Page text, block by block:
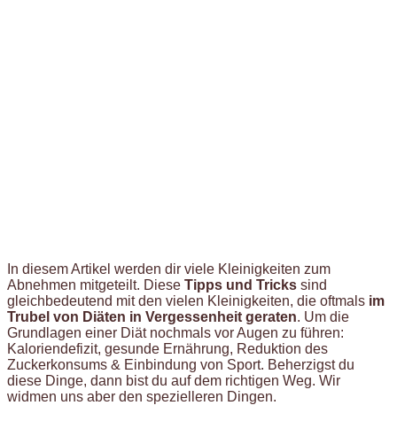
In diesem Artikel werden dir viele Kleinigkeiten zum
Abnehmen mitgeteilt. Diese Tipps und Tricks sind
gleichbedeutend mit den vielen Kleinigkeiten, die oftmals im
Trubel von Diäten in Vergessenheit geraten. Um die
Grundlagen einer Diät nochmals vor Augen zu führen:
Kaloriendefizit, gesunde Ernährung, Reduktion des
Zuckerkonsums & Einbindung von Sport. Beherzigst du
diese Dinge, dann bist du auf dem richtigen Weg. Wir
widmen uns aber den spezielleren Dingen.